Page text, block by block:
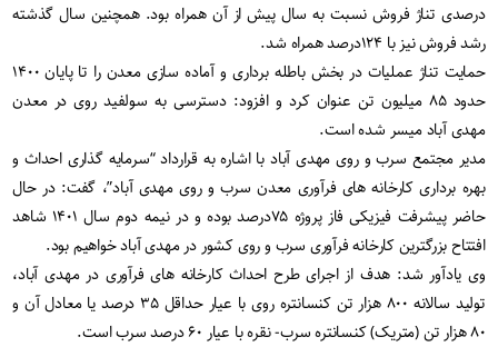
درصدی تناژ فروش نسبت به سال پیش از آن همراه بود. همچنین سال گذشته
رشد فروش نیز با ۱۲۴درصد همراه شد.
حمایت تناژ عملیات در بخش باطله برداری و آماده سازی معدن را تا پایان ۱۴۰۰
حدود ۸۵ میلیون تن عنوان کرد و افزود: دسترسی به سولفید روی در معدن
مهدی آباد میسر شده است.
مدیر مجتمع سرب و روی مهدی آباد با اشاره به قرارداد “سرمایه گذاری احداث و
بهره برداری کارخانه های فرآوری معدن سرب و روی مهدی آباد”، گفت: در حال
حاضر پیشرفت فیزیکی فاز پروژه ۷۵درصد بوده و در نیمه دوم سال ۱۴۰۱ شاهد
افتتاح بزرگترین کارخانه فرآوری سرب و روی کشور در مهدی آباد خواهیم بود.
وی یادآور شد: هدف از اجرای طرح احداث کارخانه های فرآوری در مهدی آباد،
تولید سالانه ۸۰۰ هزار تن کنسانتره روی با عیار حداقل ۳۵ درصد یا معادل آن و
۸۰ هزار تن (متریک) کنسانتره سرب- نقره با عیار ۶۰ درصد سرب است.